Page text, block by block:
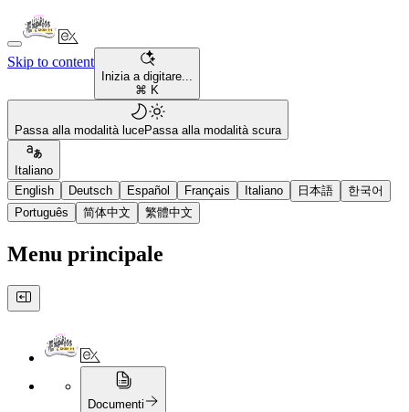
Skip to content
Inizia a digitare...
⌘ K
Passa alla modalità lucePassa alla modalità scura
Italiano
English
Deutsch Español Français Italiano 日本語
한국어
Português
简体中文 繁體中文
Menu principale
Documenti